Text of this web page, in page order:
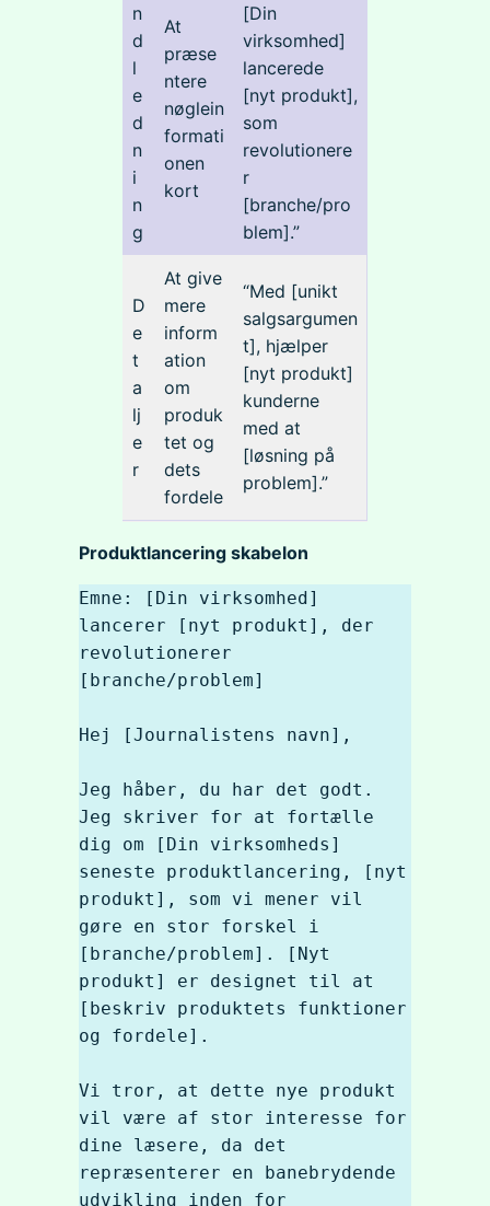
n
d
l
e
d
n
i
n
g
At
præse
ntere
nøglein
formati
onen
kort
[Din
virksomhed]
lancerede
[nyt produkt],
som
revolutionere
r
[branche/pro
blem].”
D
e
t
a
lj
e
r
At give
mere
inform
ation
om
produk
tet og
dets
fordele
“Med [unikt
salgsargumen
t], hjælper
[nyt produkt]
kunderne
med at
[løsning på
problem].”
Produktlancering skabelon
Emne: [Din virksomhed]
lancerer [nyt produkt], der
revolutionerer
[branche/problem]
Hej [Journalistens navn],
Jeg håber, du har det godt.
Jeg skriver for at fortælle
dig om [Din virksomheds]
seneste produktlancering, [nyt
produkt], som vi mener vil
gøre en stor forskel i
[branche/problem]. [Nyt
produkt] er designet til at
[beskriv produktets funktioner
og fordele].
Vi tror, at dette nye produkt
vil være af stor interesse for
dine læsere, da det
repræsenterer en banebrydende
udvikling inden for